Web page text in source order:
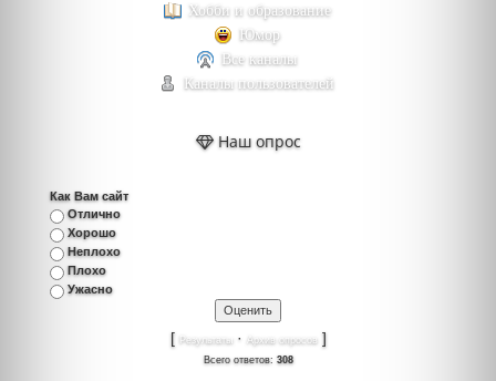
Хобби и образование
Юмор
Все каналы
Каналы пользователей
Наш опрос
Как Вам сайт
Отлично
Хорошо
Неплохо
Плохо
Ужасно
[ Результаты · Архив опросов]
Всего ответов: 308